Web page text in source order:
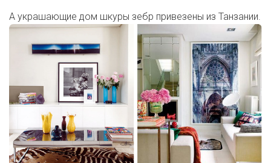
А украшающие дом шкуры зебр привезены из Танзании.